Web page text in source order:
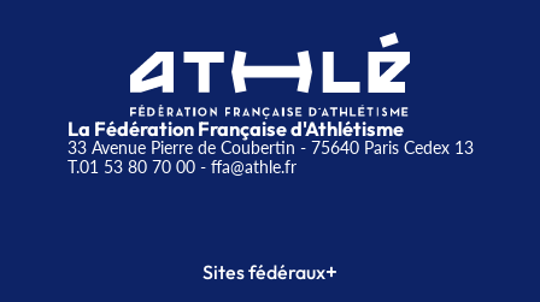
La Fédération Française d'Athlétisme
33 Avenue Pierre de Coubertin - 75640 Paris Cedex 13
T.01 53 80 70 00- ffa@athle.fr
Sites fédéraux+